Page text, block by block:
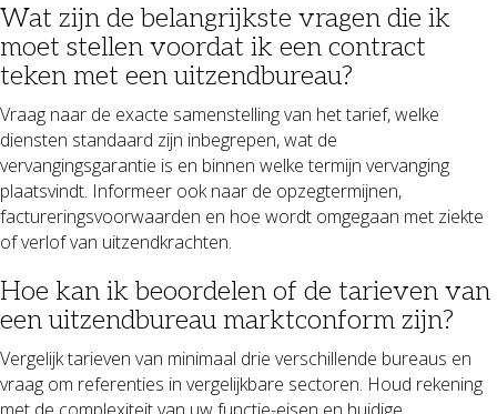
Wat zijn de belangrijkste vragen die ik
moet stellen voordat ik een contract
teken met een uitzendbureau?
Vraag naar de exacte samenstelling van het tarief, welke
diensten standaard zijn inbegrepen, wat de
vervangingsgarantie is en binnen welke termijn vervanging
plaatsvindt. Informeer ook naar de opzegtermijnen,
factureringsvoorwaarden en hoe wordt omgegaan met ziekte
of verlof van uitzendkrachten.
Hoe kan ik beoordelen of de tarieven van
een uitzendbureau marktconform zijn?
Vergelijk tarieven van minimaal drie verschillende bureaus en
vraag om referenties in vergelijkbare sectoren. Houd rekening
met de complexiteit van uw functie-eisen en huidige